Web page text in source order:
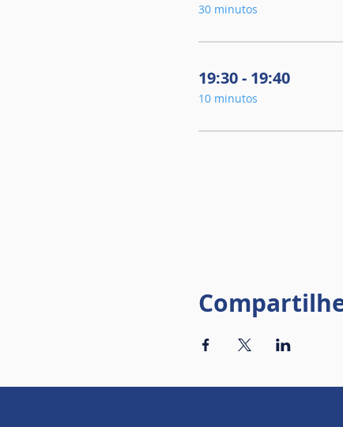
30 minutos
19:30 - 19:40
10 minutos